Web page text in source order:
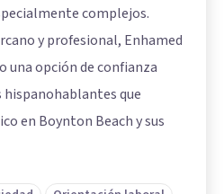
complejos.
y profesional, Enhamed
una opción de confianza
hispanohablantes que
en Boynton Beach y sus